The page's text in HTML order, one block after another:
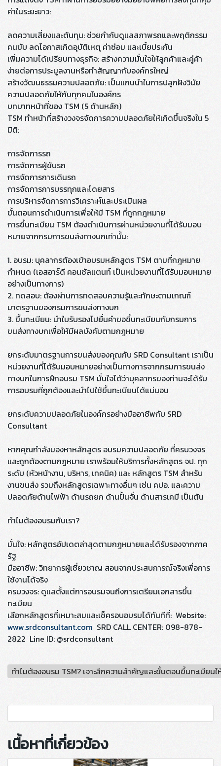
ค่าในระยะยาว:
ลดความเสี่ยงและต้นทุน: ช่วยกำกับดูแลสภาพรถและพฤติกรรม
คนขับ ลดโอกาสเกิดอุบัติเหตุ ค่าซ่อม และเบี้ยประกัน
เพิ่มความได้เปรียบทางธุรกิจ: สร้างความมั่นใจให้ลูกค้าและคู่ค้า
ง่ายต่อการประมูลงานหรือทำสัญญากับองค์กรใหญ่
สร้างวัฒนธรรมความปลอดภัย: เป็นแกนนำในการปลูกฝังวินัย
ความปลอดภัยให้กับทุกคนในองค์กร
บทบาทหน้าที่ของ TSM (5 ด้านหลัก)
TSM ทำหน้าที่สร้างวงจรจัดการความปลอดภัยให้เกิดขึ้นจริงใน 5
มิติ:
การจัดการรถ
การจัดการผู้ขับรถ
การจัดการการเดินรถ
การจัดการการบรรทุกและโดยสาร
การบริหารจัดการการวิเคราะห์และประเมินผล
ขั้นตอนการดำเนินการเพื่อให้มี TSM ที่ถูกกฎหมาย
การขึ้นทะเบียน TSM ต้องดำเนินการผ่านหน่วยงานที่ได้รับมอบ
หมายจากกรมการขนส่งทางบกเท่านั้น:
1. อบรม: บุคลากรต้องเข้าอบรมหลักสูตร TSM ตามที่กฎหมาย
กำหนด (เอสอาร์ดี คอนซัลแตนท์ เป็นหน่วยงานที่ได้รับมอบหมาย
อย่างเป็นทางการ)
2. ทดสอบ: ต้องผ่านการทดสอบความรู้และทักษะตามเกณฑ์
มาตรฐานของกรมการขนส่งทางบก
3. ขึ้นทะเบียน: นำใบรับรองไปยื่นคำขอขึ้นทะเบียนกับกรมการ
ขนส่งทางบกเพื่อให้มีผลบังคับตามกฎหมาย
ยกระดับมาตรฐานการขนส่งของคุณกับ SRD Consultant เราเป็น
หน่วยงานที่ได้รับมอบหมายอย่างเป็นทางการจากกรมการขนส่ง
ทางบกในการฝึกอบรม TSM มั่นใจได้ว่าบุคลากรของท่านจะได้รับ
การอบรมที่ถูกต้องและนำไปใช้ขึ้นทะเบียนได้แน่นอน
ยกระดับความปลอดภัยในองค์กรอย่างมืออาชีพกับ SRD
Consultant
หากคุณกำลังมองหาหลักสูตร อบรมความปลอดภัย ที่ครบวงจร
และถูกต้องตามกฎหมาย เราพร้อมให้บริการทั้งหลักสูตร จป. ทุก
ระดับ (หัวหน้างาน, บริหาร, เทคนิค) และ หลักสูตร TSM สำหรับ
งานขนส่ง รวมถึงหลักสูตรเฉพาะทางอื่นๆ เช่น คปอ. และความ
ปลอดภัยด้านไฟฟ้า ด้านรถยก ด้านปั้นจั่น ด้านสารเคมี เป็นต้น
ทำไมต้องอบรมกับเรา?
มั่นใจ: หลักสูตรอัปเดตล่าสุดตามกฎหมายและได้รับรองจากภาค
รัฐ
มืออาชีพ: วิทยากรผู้เชี่ยวชาญ สอนจากประสบการณ์จริงเพื่อการ
ใช้งานได้จริง
ครบวงจร: ดูแลตั้งแต่การอบรมจนถึงการเตรียมเอกสารขึ้น
ทะเบียน
เลือกหลักสูตรที่เหมาะสมและเช็ครอบอบรมได้ทันทีที่: Website:
www.srdconsultant.com SRD CALL CENTER: 098-878-
2822 Line ID: @srdconsultant
ทำไมต้องอบรม TSM? เจาะลึกความสำคัญและขั้นตอนขึ้นทะเบียน
เนื้อหาที่เกี่ยวข้อง